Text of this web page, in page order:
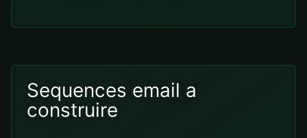
Sequences email a
construire